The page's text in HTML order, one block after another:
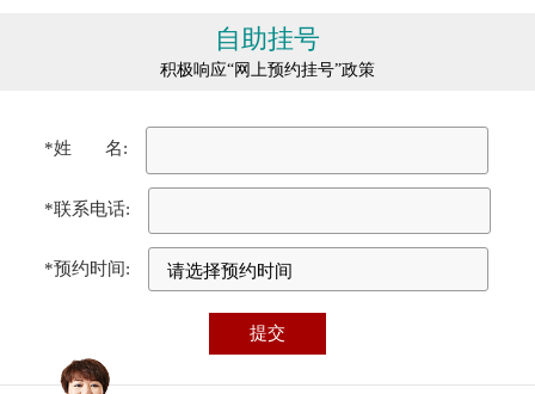
自助挂号
积极响应“网上预约挂号”政策
*姓 名:
*联系电话:
*预约时间: